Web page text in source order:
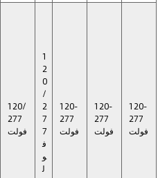
120/
277
فولت
1
2
0
/
2
7
7
ف
و
ل
120-
277
فولت
120-
277
فولت
120-
277
فولت